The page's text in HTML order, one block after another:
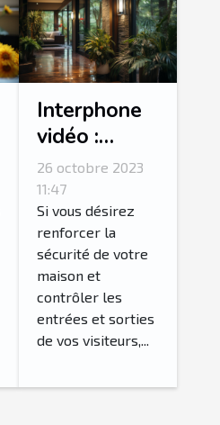
Interphone
vidéo :
Comment
réussir son
choix ?
26 octobre 2023
11:47
Si vous désirez
renforcer la
sécurité de votre
maison et
contrôler les
entrées et sorties
de vos visiteurs,...